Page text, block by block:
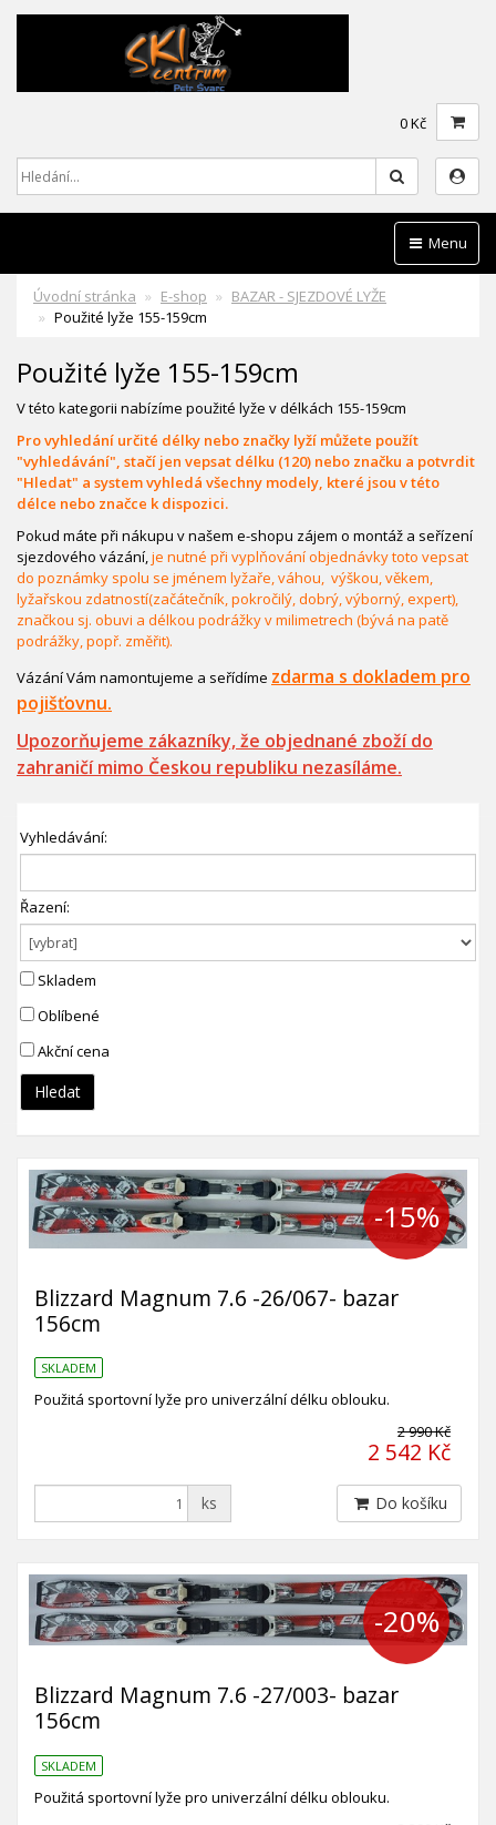
0 Kč
Menu
Úvodní stránka E-shop
BAZAR - SJEZDOVÉ LYŽE
Použité lyže 155-159cm
Použité lyže 155-159cm
V této kategorii nabízíme použité lyže v délkách 155-159cm
Pro vyhledání určité délky nebo značky lyží můžete použít
"vyhledávání", stačí jen vepsat délku (120) nebo značku a potvrdit
"Hledat" a system vyhledá všechny modely, které jsou v této
délce nebo značce k dispozici.
Pokud máte při nákupu v našem e-shopu zájem o montáž a seřízení
sjezdového vázání,je nutné při vyplňování objednávky toto vepsat
do poznámky spolu se jménem lyžaře, váhou, výškou, věkem,
lyžařskou zdatností(začátečník, pokročilý, dobrý, výborný, expert),
značkou sj. obuvi a délkou podrážky v milimetrech (bývá na patě
podrážky, popř. změřit).
Vázání Vám namontujeme a seřídíme zdarma s dokladem pro
pojišťovnu.
Upozorňujeme zákazníky, že objednané zboží do
zahraničí mimo Českou republiku nezasíláme.
Vyhledávání:
Řazení:
Skladem
Oblíbené
Akční cena
Hledat
-15%
Blizzard Magnum 7.6 -26/067- bazar
156cm
SKLADEM
Použitá sportovní lyže pro univerzální délku oblouku.
2 990 Kč
2 542 Kč
ks Do košíku
-20%
Blizzard Magnum 7.6 -27/003- bazar
156cm
SKLADEM
Použitá sportovní lyže pro univerzální délku oblouku.